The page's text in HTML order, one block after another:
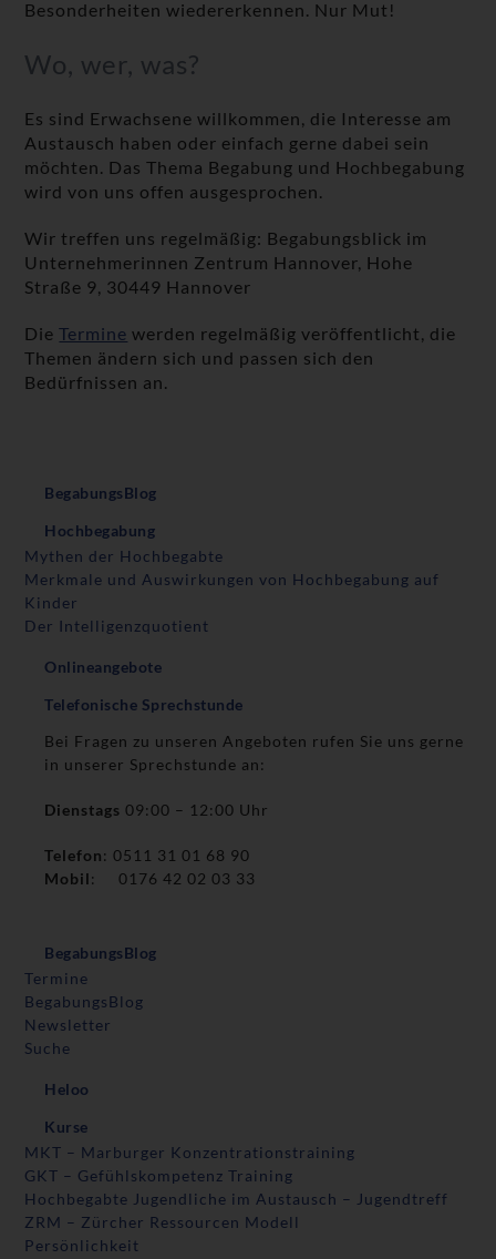
Besonderheiten wiedererkennen. Nur Mut!
Wo, wer, was?
Es sind Erwachsene willkommen, die Interesse am
Austausch haben oder einfach gerne dabei sein
möchten. Das Thema Begabung und Hochbegabung
wird von uns offen ausgesprochen.
Wir treffen uns regelmäßig: Begabungsblick im
Unternehmerinnen Zentrum Hannover, Hohe
Straße 9, 30449 Hannover
DieTermine werden regelmäßig veröffentlicht, die
Themen ändern sich und passen sich den
Bedürfnissen an.
BegabungsBlog
Hochbegabung
Mythen der Hochbegabte
Merkmale und Auswirkungen von Hochbegabung auf
Kinder
Der Intelligenzquotient
Onlineangebote
Telefonische Sprechstunde
Bei Fragen zu unseren Angeboten rufen Sie uns gerne
in unserer Sprechstunde an:
Dienstags09:00 – 12:00 Uhr
Telefon: 0511 31 01 68 90
Mobil: 0176 42 02 03 33
BegabungsBlog
Termine
BegabungsBlog
Newsletter
Suche
Heloo
Kurse
MKT – Marburger Konzentrationstraining
GKT – Gefühlskompetenz Training
Hochbegabte Jugendliche im Austausch – Jugendtreff
ZRM – Zürcher Ressourcen Modell
Persönlichkeit